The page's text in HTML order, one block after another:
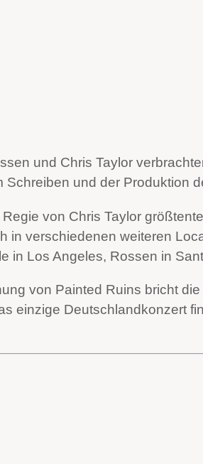
und Chris Taylor
und der Produktion
von Chris Taylor
in verschiedenen weiteren
in Los Angeles, Rossen in
von Painted Ruins bricht
einzige Deutschlandkonzert